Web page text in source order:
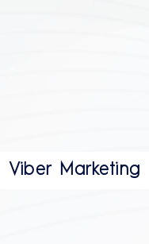
Viber Marketing